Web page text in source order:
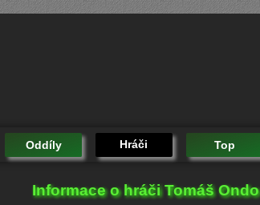
Oddíly Hráči Top
Informace o hráči Tomáš Ondo